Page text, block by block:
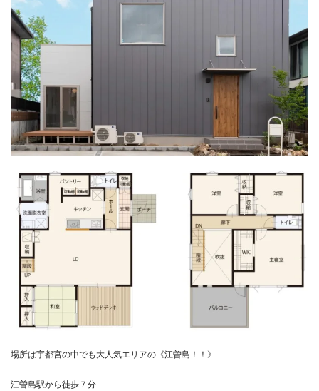
場所は宇都宮の中でも大人気エリアの《江曽島！！》
江曽島駅から徒歩７分